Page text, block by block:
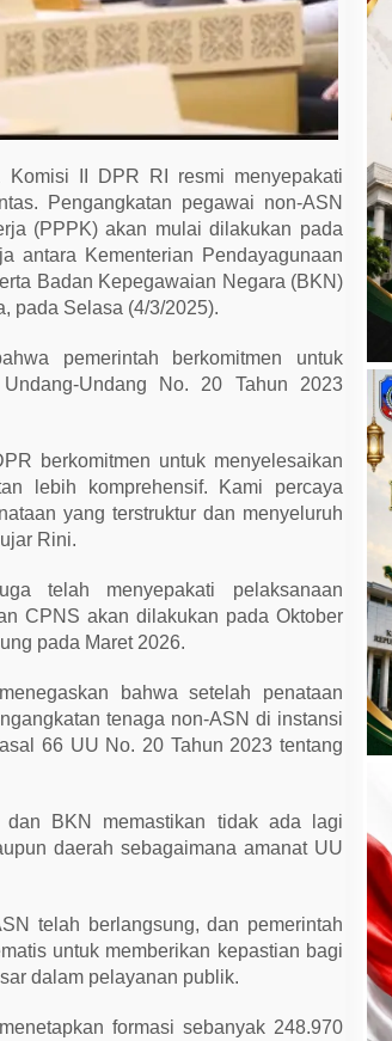
Komisi II DPR RI resmi menyepakati
Pengangkatan pegawai non-ASN
(PPPK) akan mulai dilakukan pada
antara Kementerian Pendayagunaan
Badan Kepegawaian Negara (BKN)
pada Selasa (4/3/2025).
pemerintah berkomitmen untuk
Undang No. 20 Tahun 2023
berkomitmen untuk menyelesaikan
lebih komprehensif. Kami percaya
yang terstruktur dan menyeluruh
Rini.
telah menyepakati pelaksanaan
CPNS akan dilakukan pada Oktober
pada Maret 2026.
bahwa setelah penataan
tenaga non-ASN di instansi
66 UU No. 20 Tahun 2023 tentang
BKN memastikan tidak ada lagi
daerah sebagaimana amanat UU
telah berlangsung, dan pemerintah
untuk memberikan kepastian bagi
dalam pelayanan publik.
formasi sebanyak 248.970